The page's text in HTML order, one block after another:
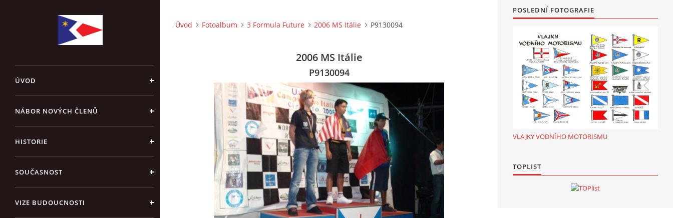
ÚVOD
NÁBOR NOVÝCH ČLENŮ
HISTORIE
SOUČASNOST
VIZE BUDOUCNOSTI
Úvod Fotoalbum 3 Formula Future 2006 MS Itálie P9130094
2006 MS Itálie
P9130094
POSLEDNÍ FOTOGRAFIE
VLAJKY VODNÍHO MOTORISMU
TOPLIST